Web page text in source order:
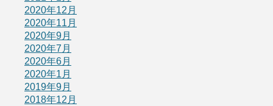
2020年12月
2020年11月
2020年9月
2020年7月
2020年6月
2020年1月
2019年9月
2018年12月